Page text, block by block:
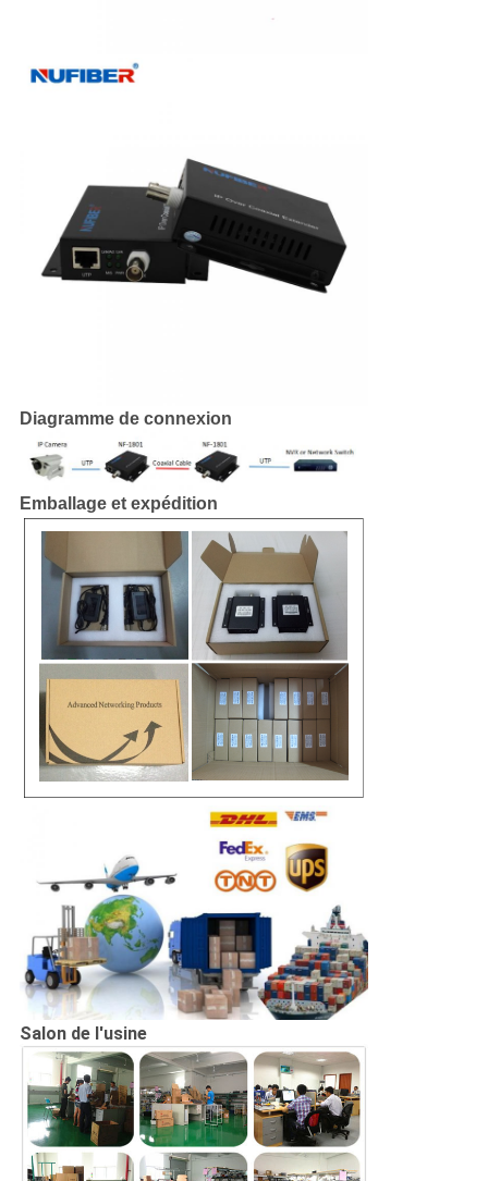
Diagramme de connexion
Emballage et expédition
Salon de l'usine